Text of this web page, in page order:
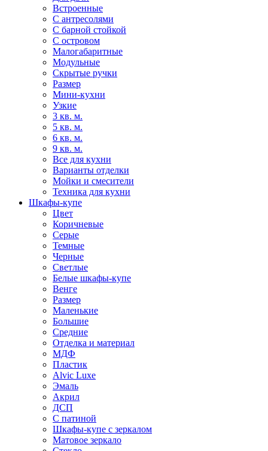
Встроенные
С антресолями
С барной стойкой
С островом
Малогабаритные
Модульные
Скрытые ручки
Размер
Мини-кухни
Узкие
3 кв. м.
5 кв. м.
6 кв. м.
9 кв. м.
Все для кухни
Варианты отделки
Мойки и смесители
Техника для кухни
Шкафы-купе
Цвет
Коричневые
Серые
Темные
Черные
Светлые
Белые шкафы-купе
Венге
Размер
Маленькие
Большие
Средние
Отделка и материал
МДФ
Пластик
Alvic Luxe
Эмаль
Акрил
ДСП
С патиной
Шкафы-купе с зеркалом
Матовое зеркало